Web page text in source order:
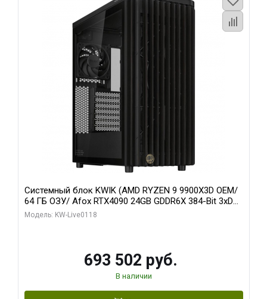
Системный блок KWIK (AMD RYZEN 9 9900X3D OEM/
64 ГБ ОЗУ/ Afox RTX4090 24GB GDDR6X 384-Bit 3xDP
HDMI ATX Turbo/ 960 ГБ SSD)
Модель: KW-Live0118
693 502 руб.
В наличии